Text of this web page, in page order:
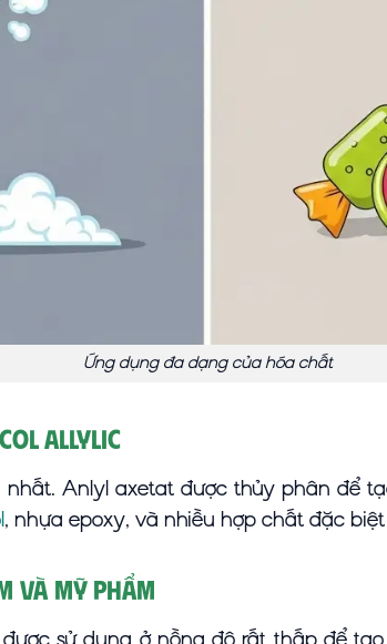
Ứng dụng đa dạng của hóa chất
Allylic
Anlyl axetat được thủy phân để
, nhựa epoxy, và nhiều hợp chất đặc
và mỹ phẩm